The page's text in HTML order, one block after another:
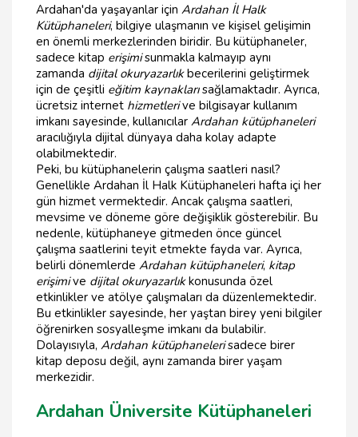
Ardahan'da yaşayanlar için Ardahan İl Halk
Kütüphaneleri, bilgiye ulaşmanın ve kişisel gelişimin
en önemli merkezlerinden biridir. Bu kütüphaneler,
sadece kitap erişimisunmakla kalmayıp aynı
zamanda dijital okuryazarlıkbecerilerini geliştirmek
için de çeşitli eğitim kaynaklarısağlamaktadır. Ayrıca,
ücretsiz internet hizmetlerive bilgisayar kullanım
imkanı sayesinde, kullanıcılar Ardahan kütüphaneleri
aracılığıyla dijital dünyaya daha kolay adapte
olabilmektedir.
Peki, bu kütüphanelerin çalışma saatleri nasıl?
Genellikle Ardahan İl Halk Kütüphaneleri hafta içi her
gün hizmet vermektedir. Ancak çalışma saatleri,
mevsime ve döneme göre değişiklik gösterebilir. Bu
nedenle, kütüphaneye gitmeden önce güncel
çalışma saatlerini teyit etmekte fayda var. Ayrıca,
belirli dönemlerde Ardahan kütüphaneleri, kitap
erişimive dijital okuryazarlıkkonusunda özel
etkinlikler ve atölye çalışmaları da düzenlemektedir.
Bu etkinlikler sayesinde, her yaştan birey yeni bilgiler
öğrenirken sosyalleşme imkanı da bulabilir.
Dolayısıyla, Ardahan kütüphanelerisadece birer
kitap deposu değil, aynı zamanda birer yaşam
merkezidir.
Ardahan Üniversite Kütüphaneleri